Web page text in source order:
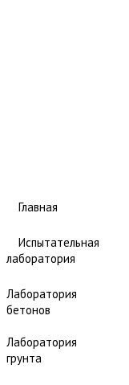
Главная
Испытательная
лаборатория
Лаборатория
бетонов
Лаборатория
грунта